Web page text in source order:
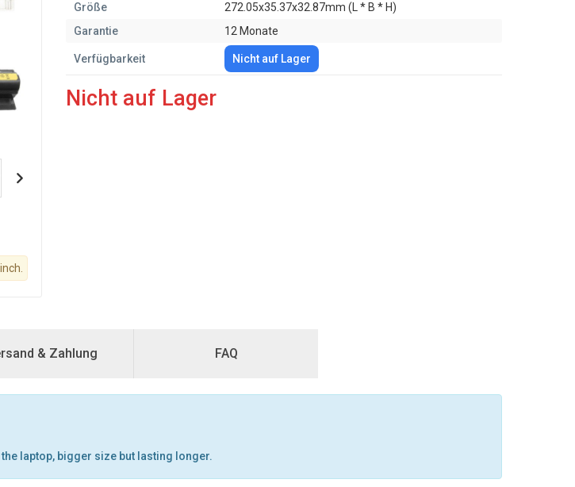
Größe
272.05x35.37x32.87mm (L * B * H)
Garantie
12 Monate
Verfügbarkeit Nicht auf Lager
Nicht auf Lager
& Zahlung FAQ
laptop, bigger size but lasting longer.